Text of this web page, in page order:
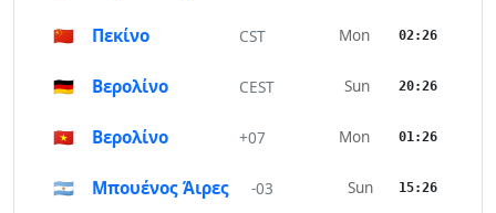
🇨🇳 Πεκίνο CST Mon 02:26
🇩🇪 Βερολίνο CEST Sun 20:26
🇻🇳 Βερολίνο +07 Mon 01:26
🇦🇷 Μπουένος Άιρες -03 Sun 15:26